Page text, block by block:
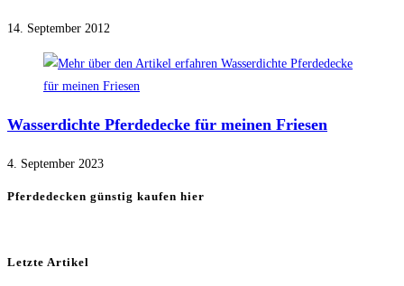
14. September 2012
Wasserdichte Pferdedecke für meinen Friesen
4. September 2023
Pferdedecken günstig kaufen hier
Letzte Artikel